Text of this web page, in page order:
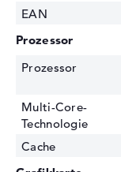
EAN
Prozessor
Prozessor
Multi-Core-
Technologie
Cache